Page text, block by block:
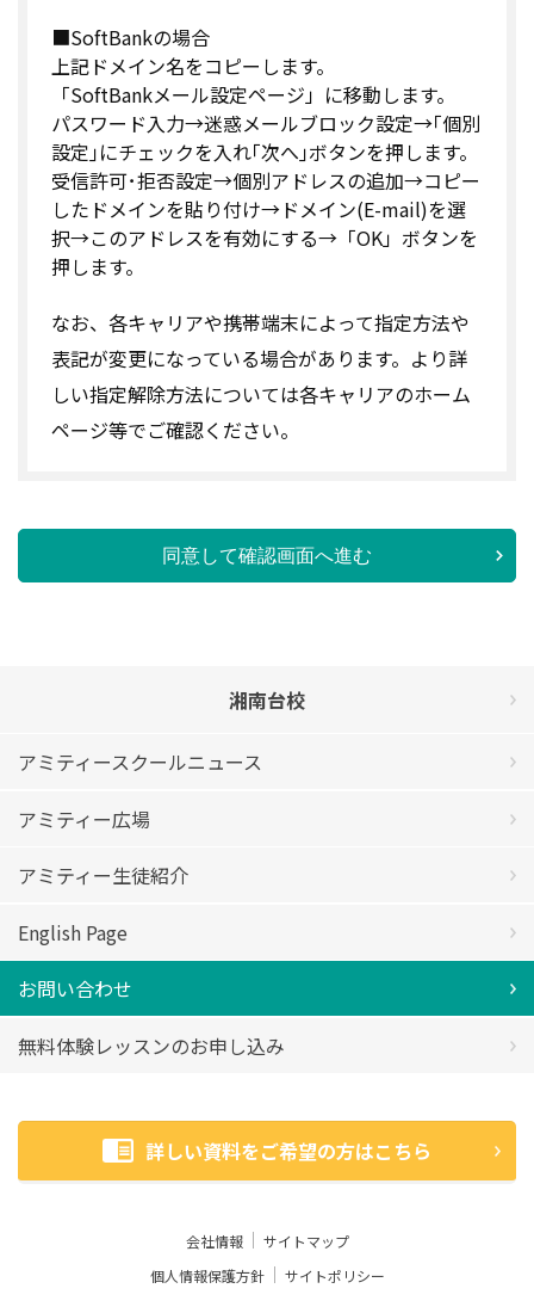
■SoftBankの場合
上記ドメイン名をコピーします。
「SoftBankメール設定ページ」に移動します。
パスワード入力→迷惑メールブロック設定→｢個別
設定｣にチェックを入れ｢次へ｣ボタンを押します。
受信許可･拒否設定→個別アドレスの追加→コピー
したドメインを貼り付け→ドメイン(E-mail)を選
択→このアドレスを有効にする→「OK」ボタンを
押します。
なお、各キャリアや携帯端末によって指定方法や
表記が変更になっている場合があります。より詳
しい指定解除方法については各キャリアのホーム
ページ等でご確認ください。
同意して確認画面へ進む
湘南台校
アミティースクールニュース
アミティー広場
アミティー生徒紹介
English Page
お問い合わせ
無料体験レッスンのお申し込み
詳しい資料をご希望の方はこちら
会社情報
サイトマップ
個人情報保護方針
サイトポリシー